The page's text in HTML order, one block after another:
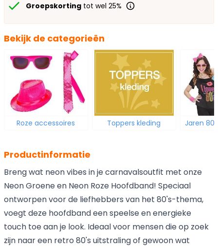
Groepskorting tot wel 25%
Bekijk de categorieën
Roze accessoires Toppers kleding Jaren 80
Productinformatie
Breng wat neon vibes in je carnavalsoutfit met onze
Neon Groene en Neon Roze Hoofdband! Speciaal
ontworpen voor de liefhebbers van het 80's-thema,
voegt deze hoofdband een speelse en energieke
touch toe aan je look. Ideaal voor mensen die op zoek
zijn naar een retro 80's uitstraling of gewoon wat